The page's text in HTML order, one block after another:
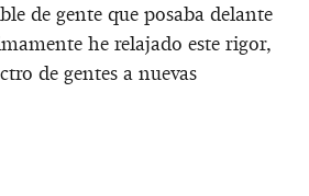
de gente que posaba delante
he relajado este rigor,
de gentes a nuevas